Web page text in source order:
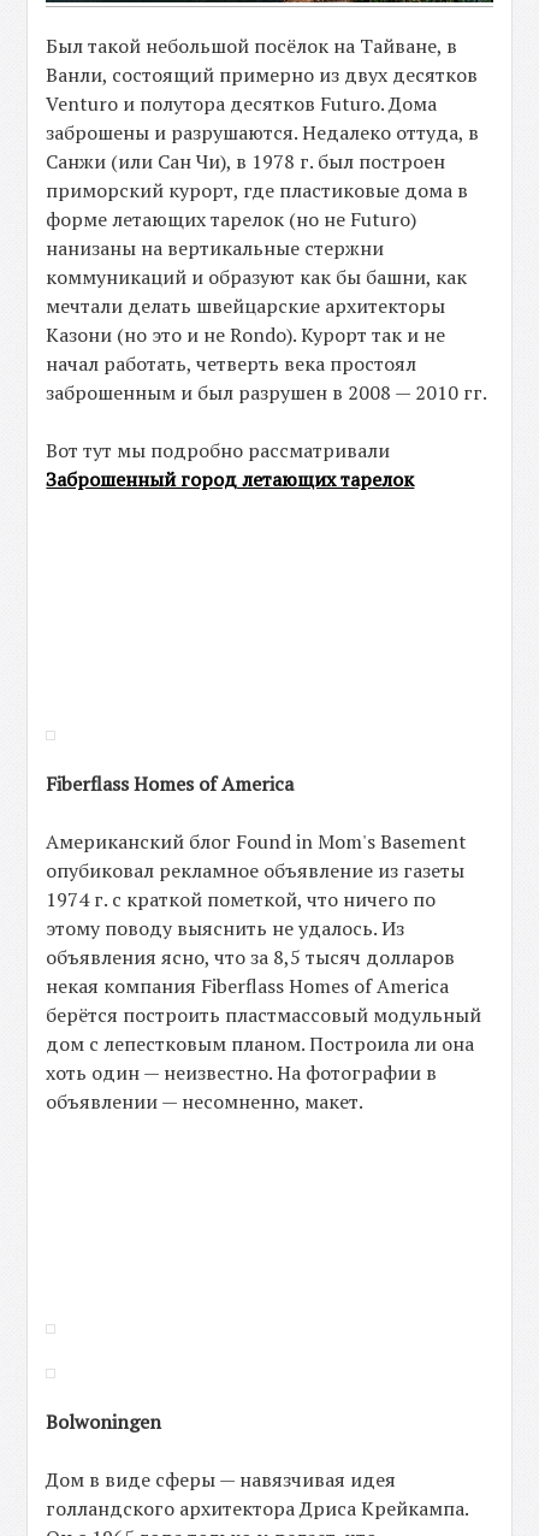
Был такой небольшой посёлок на Тайване, в
Ванли, состоящий примерно из двух десятков
Venturo и полутора десятков Futuro. Дома
заброшены и разрушаются. Недалеко оттуда, в
Санжи (или Сан Чи), в 1978 г. был построен
приморский курорт, где пластиковые дома в
форме летающих тарелок (но не Futuro)
нанизаны на вертикальные стержни
коммуникаций и образуют как бы башни, как
мечтали делать швейцарские архитекторы
Казони (но это и не Rondo). Курорт так и не
начал работать, четверть века простоял
заброшенным и был разрушен в 2008 — 2010 гг.
Вот тут мы подробно рассматривали
Заброшенный город летающих тарелок
Fiberflass Homes of America
Американский блог Found in Mom's Basement
опубиковал рекламное объявление из газеты
1974 г. с краткой пометкой, что ничего по
этому поводу выяснить не удалось. Из
объявления ясно, что за 8,5 тысяч долларов
некая компания Fiberflass Homes of America
берётся построить пластмассовый модульный
дом с лепестковым планом. Построила ли она
хоть один — неизвестно. На фотографии в
объявлении — несомненно, макет.
Bolwoningen
Дом в виде сферы — навязчивая идея
голландского архитектора Дриса Крейкампа.